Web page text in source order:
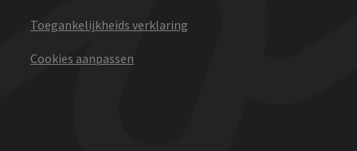
Toegankelijkheids verklaring
Cookies aanpassen